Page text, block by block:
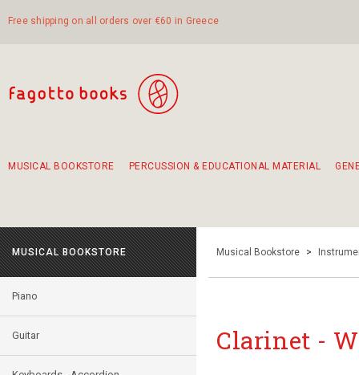
Free shipping on all orders over €60 in Greece
MUSICAL BOOKSTORE PERCUSSION & EDUCATIONAL MATERIAL
MUSICAL BOOKSTORE
Piano
Guitar
Musical Bookstore >
Clarinet -